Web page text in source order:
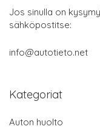
Jos sinulla on
sähköpostitse:
info@autotieto.net
Kategoriat
Auton huolto